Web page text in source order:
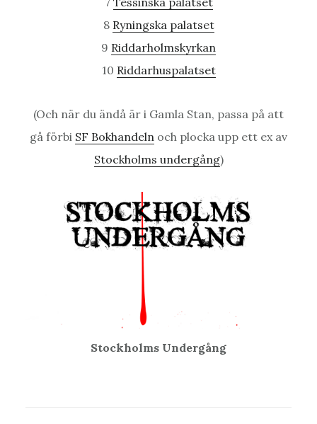
8 Ryningska palatset
9 Riddarholmskyrkan
10 Riddarhuspalatset
(Och när du ändå är i Gamla Stan, passa på att
gå förbi SF Bokhandeln och plocka upp ett ex av
Stockholms undergång)
Stockholms Undergång